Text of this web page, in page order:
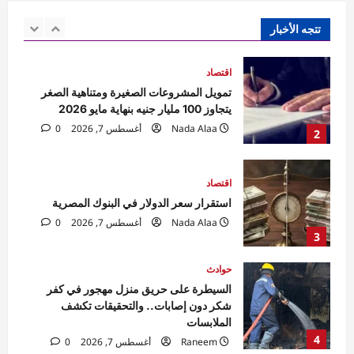
تتجه الأخبار
2
0
3
اقتصاد
استقرار سعر الدولار في البنوك المصرية
Nada Alaa
أغسطس 7, 2026
4
السيطرة على حريق منزل مهجور في كفر
شكر دون إصابات.. والتحقيقات تكشف
الملابسات
5
حوادث
مقتل مسن بورسعيد.. العثور على رجل مُقيد
اليدين والقدمين داخل منزله والأمن يكثف
التحريات
Raneem
أغسطس 7, 2026 0